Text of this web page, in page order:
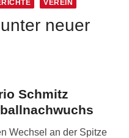
VEREIN
neuer
Schmitz
Wechsel an der Spitze